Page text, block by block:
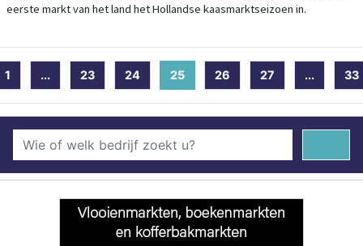
eerste markt van het land het Hollandse kaasmarktseizoen in.
1 ... 23 24 25(current)
26 27 ... 33